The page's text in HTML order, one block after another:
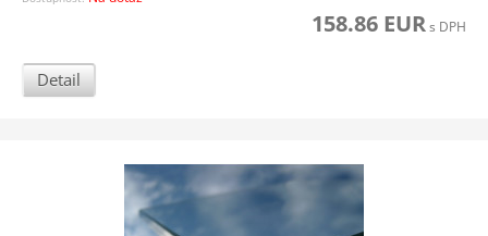
158.86 EURs DPH
Detail